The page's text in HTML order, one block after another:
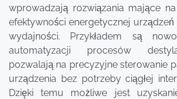
wprowadzają rozwiązania mające
efektywności energetycznej
wydajności. Przykładem są
automatyzacji procesów
pozwalają na precyzyjne sterowanie
urządzenia bez potrzeby ciągłej
Dzięki temu możliwe jest